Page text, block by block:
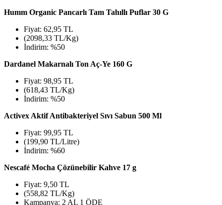
Humm Organic Pancarlı Tam Tahıllı Puflar 30 G
Fiyat: 62,95 TL
(2098,33 TL/Kg)
İndirim: %50
Dardanel Makarnalı Ton Aç-Ye 160 G
Fiyat: 98,95 TL
(618,43 TL/Kg)
İndirim: %50
Activex Aktif Antibakteriyel Sıvı Sabun 500 Ml
Fiyat: 99,95 TL
(199,90 TL/Litre)
İndirim: %60
Nescafé Mocha Çözünebilir Kahve 17 g
Fiyat: 9,50 TL
(558,82 TL/Kg)
Kampanya: 2 AL 1 ÖDE